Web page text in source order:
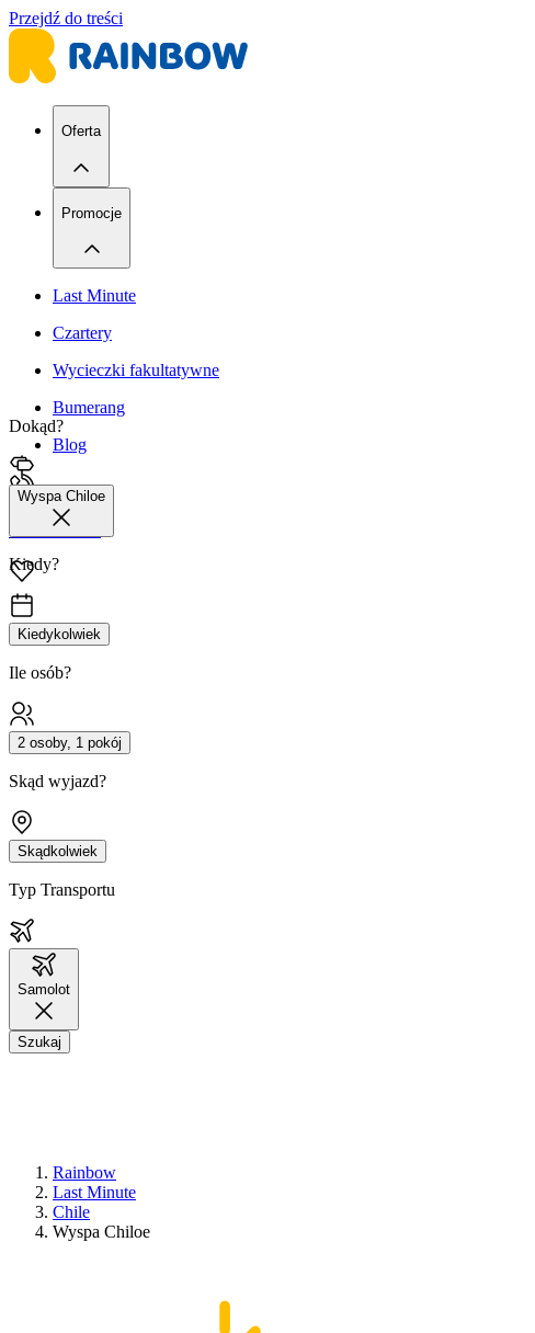
Przejdź do treści
Oferta
Promocje
Last Minute
Czartery
Wycieczki fakultatywne
Bumerang
Blog
42 680 38 51
Dokąd?
Wyspa Chiloe
Kiedy?
Kiedykolwiek
Ile osób?
2 osoby, 1 pokój
Skąd wyjazd?
Skądkolwiek
Typ Transportu
Samolot
Szukaj
Rainbow
Last Minute
Chile
Wyspa Chiloe